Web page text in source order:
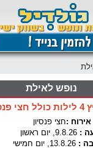
נופש לאילת
:חצי פנסיון
: 9.8.26, יום ראשון
: 13.8.26, יום חמישי